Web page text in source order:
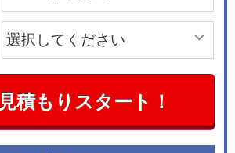
見積もりスタート！